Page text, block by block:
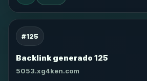
#125
Backlink generado 125
5053.xg4ken.com